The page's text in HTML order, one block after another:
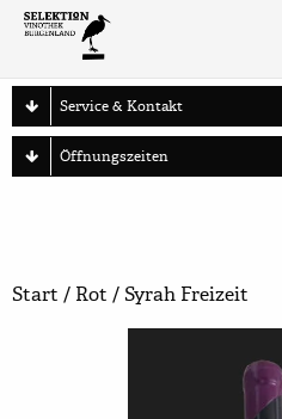
Service & Kontakt
Öffnungszeiten
Start / Rot / Syrah Freizeit